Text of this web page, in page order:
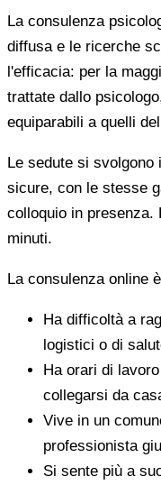
La consulenza
diffusa e le ricerche
l'efficacia: per la
trattate dallo
equiparabili a quelli
Le sedute si svolgono
sicure, con le stesse
colloquio in presenza.
minuti.
La consulenza online
Ha difficoltà a
logistici o di
Ha orari di
collegarsi da
Vive in un
professionista
Si sente più a